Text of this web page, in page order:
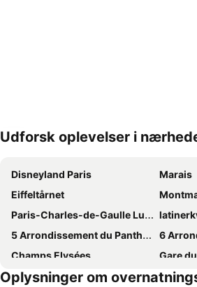
Udvid kort
Udforsk oplevelser i
Disneyland Paris
Marais
Eiffeltårnet
Paris-Charles-de-Gaulle Lufthavn
5 Arrondissement du Panthéon
6
Champs Elysées
Gare
1 Arrondissement du Louvre
3
Oplysninger om